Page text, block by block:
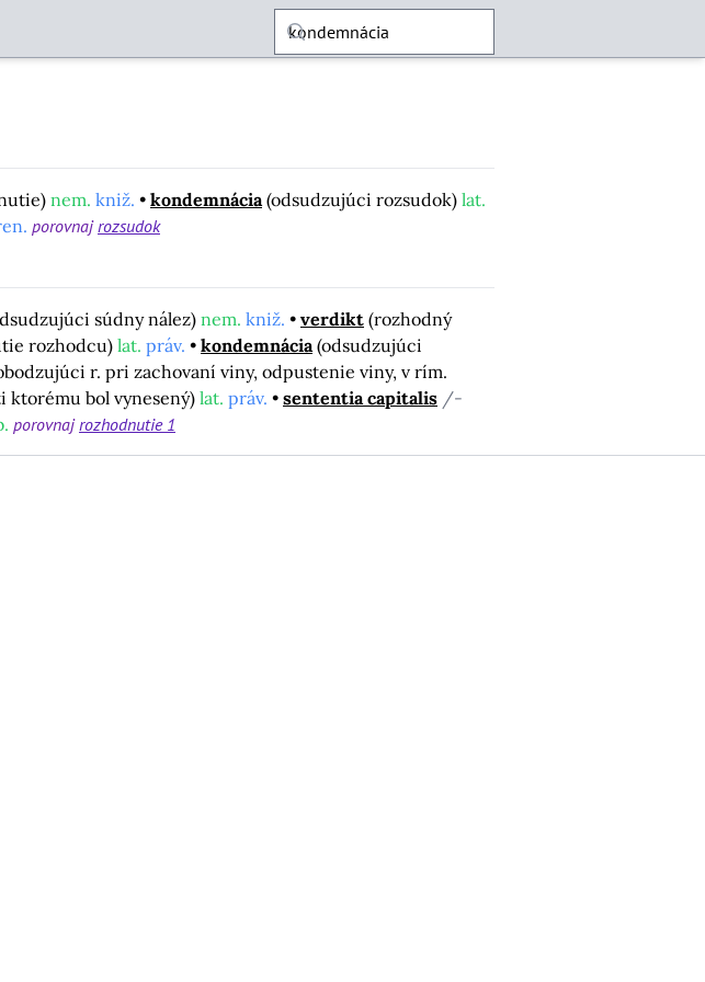
nem. kniž. kondemnácia (odsudzujúci rozsudok) lat.
porovnajrozsudok
súdny nález) nem. kniž. verdikt (rozhodný
rozhodcu) lat. práv. kondemnácia (odsudzujúci
r. pri zachovaní viny, odpustenie viny, v rím.
ktorému bol vynesený) lat. práv. sententia capitalis /-
porovnajrozhodnutie 1